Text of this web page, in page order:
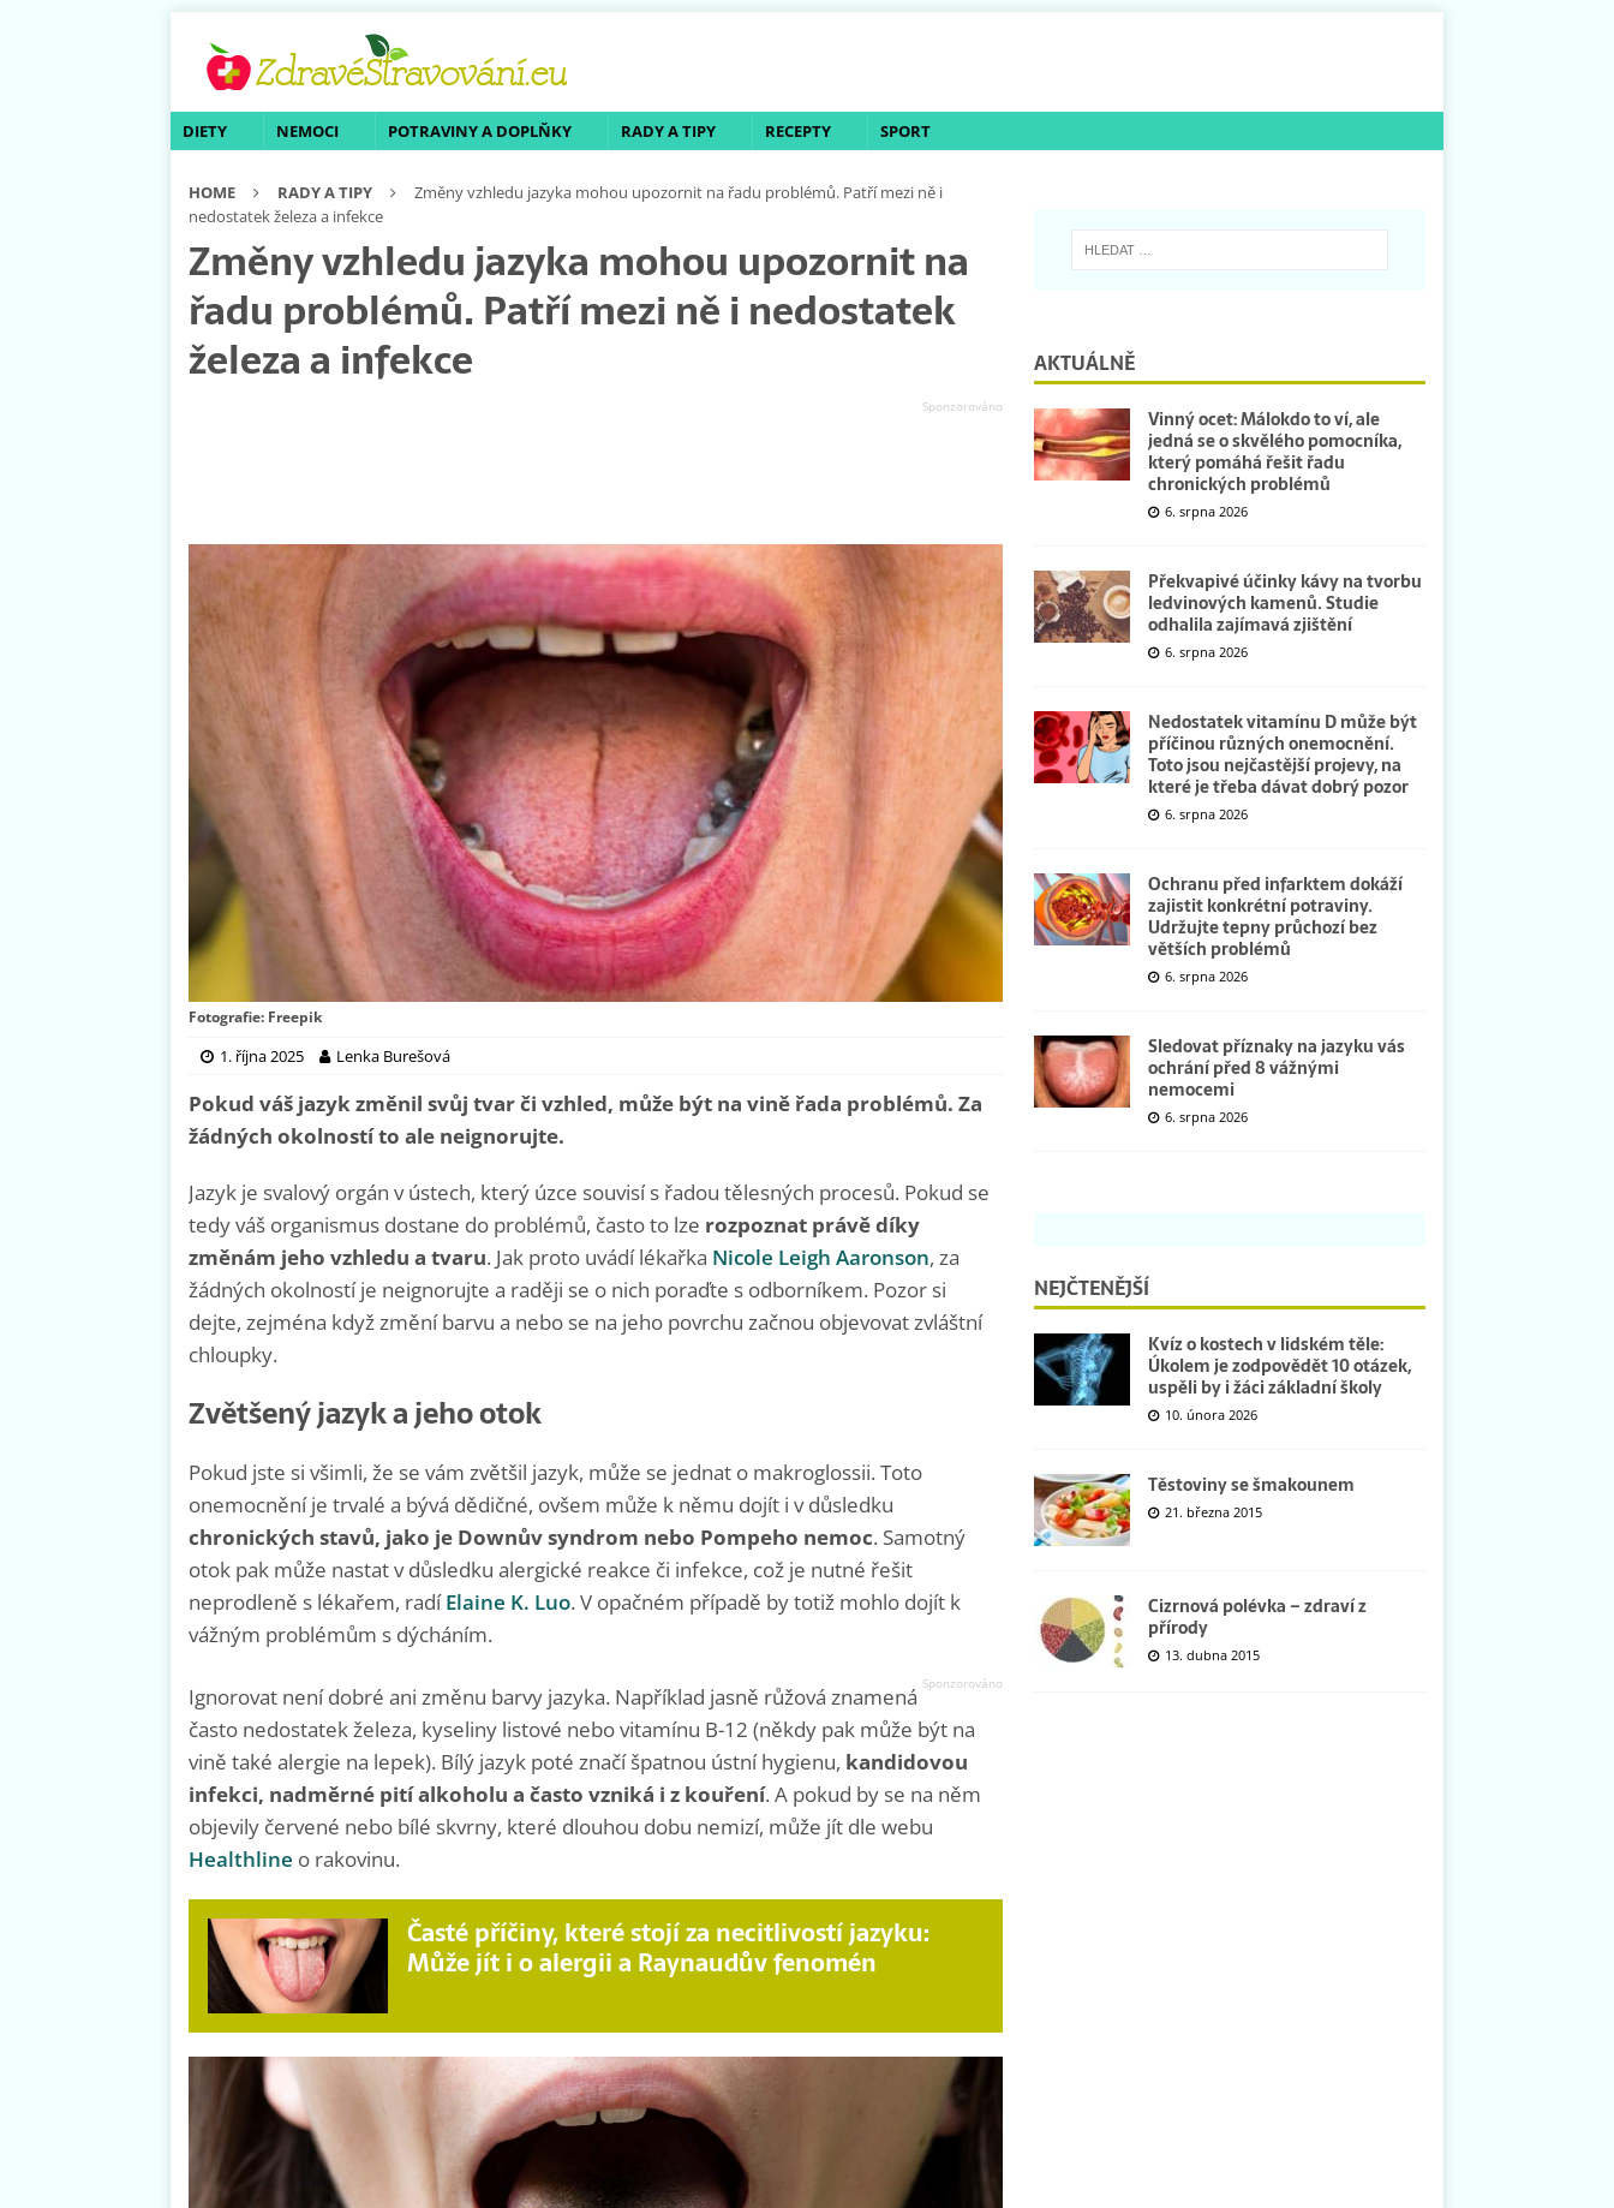
DIETY NEMOCI POTRAVINY A DOPLŇKY RADY A TIPY RECEPTY SPORT
HOME RADY A TIPY
Změny vzhledu jazyka mohou upozornit na řadu problémů. Patří mezi ně i
nedostatek železa a infekce
Změny vzhledu jazyka mohou upozornit na
řadu problémů. Patří mezi ně i nedostatek
železa a infekce
Fotografie: Freepik
1. října 2025 Lenka Burešová
Pokud váš jazyk změnil svůj tvar či vzhled, může být na vině řada problémů. Za
žádných okolností to ale neignorujte.
Jazyk je svalový orgán v ústech, který úzce souvisí s řadou tělesných procesů. Pokud se
tedy váš organismus dostane do problémů, často to lze rozpoznat právě díky
změnám jeho vzhledu a tvaru. Jak proto uvádí lékařka Nicole Leigh Aaronson, za
žádných okolností je neignorujte a raději se o nich poraďte s odborníkem. Pozor si
dejte, zejména když změní barvu a nebo se na jeho povrchu začnou objevovat zvláštní
chloupky.
Zvětšený jazyk a jeho otok
Pokud jste si všimli, že se vám zvětšil jazyk, může se jednat o makroglossii. Toto
onemocnění je trvalé a bývá dědičné, ovšem může k němu dojít i v důsledku
chronických stavů, jako je Downův syndrom nebo Pompeho nemoc. Samotný
otok pak může nastat v důsledku alergické reakce či infekce, což je nutné řešit
neprodleně s lékařem, radíElaine K. Luo. V opačném případě by totiž mohlo dojít k
vážným problémům s dýcháním.
Ignorovat není dobré ani změnu barvy jazyka. Například jasně růžová znamená
často nedostatek železa, kyseliny listové nebo vitamínu B-12 (někdy pak může být na
vině také alergie na lepek). Bílý jazyk poté značí špatnou ústní hygienu, kandidovou
infekci, nadměrné pití alkoholu a často vzniká i z kouření. A pokud by se na něm
objevily červené nebo bílé skvrny, které dlouhou dobu nemizí, může jít dle webu
Healthline o rakovinu.
Časté příčiny, které stojí za necitlivostí jazyku:
Může jít i o alergii a Raynaudův fenomén
AKTUÁLNĚ
Vinný ocet: Málokdo to ví, ale
jedná se o skvělého pomocníka,
který pomáhá řešit řadu
chronických problémů
6. srpna 2026
Překvapivé účinky kávy na tvorbu
ledvinových kamenů. Studie
odhalila zajímavá zjištění
6. srpna 2026
Nedostatek vitamínu D může být
příčinou různých onemocnění.
Toto jsou nejčastější projevy, na
které je třeba dávat dobrý pozor
6. srpna 2026
Ochranu před infarktem dokáží
zajistit konkrétní potraviny.
Udržujte tepny průchozí bez
větších problémů
6. srpna 2026
Sledovat příznaky na jazyku vás
ochrání před 8 vážnými
nemocemi
6. srpna 2026
NEJČTENĚJŠÍ
Kvíz o kostech v lidském těle:
Úkolem je zodpovědět 10 otázek,
uspěli by i žáci základní školy
10. února 2026
Těstoviny se šmakounem
21. března 2015
Cizrnová polévka – zdraví z
přírody
13. dubna 2015